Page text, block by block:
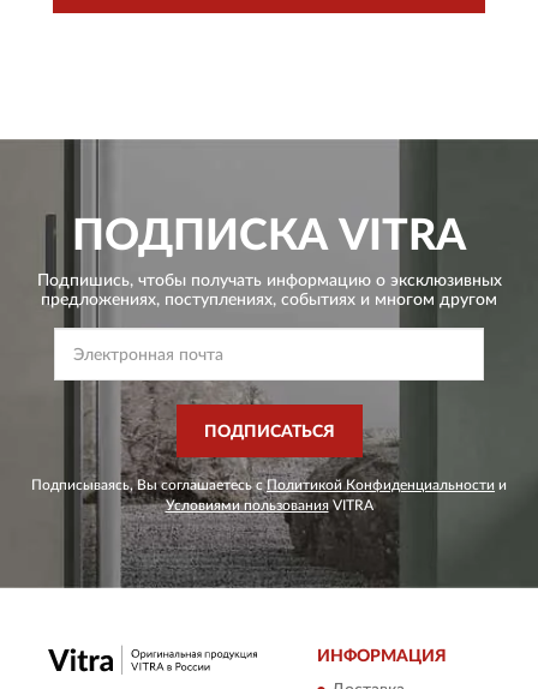
ПОДПИСКАVITRA
Подпишись, чтобы получать информацию о эксклюзивных
предложениях, поступлениях, событиях и многом другом
ПОДПИСАТЬСЯ
Подписываясь, Вы соглашаетесь сПолитикой Конфиденциальности и
Условиями пользованияVITRA
ИНФОРМАЦИЯ